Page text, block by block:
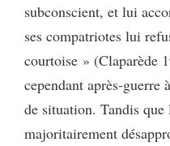
subconscient, et lui
ses compatriotes lui
courtoise » (Claparède
cependant après-
de situation. Tandis que
majoritairement